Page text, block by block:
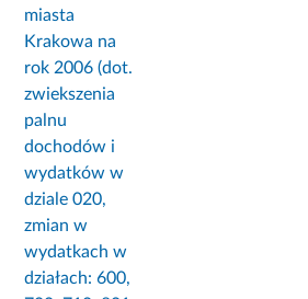
miasta
Krakowa na
rok 2006 (dot.
zwiekszenia
palnu
dochodów i
wydatków w
dziale 020,
zmian w
wydatkach w
działach: 600,